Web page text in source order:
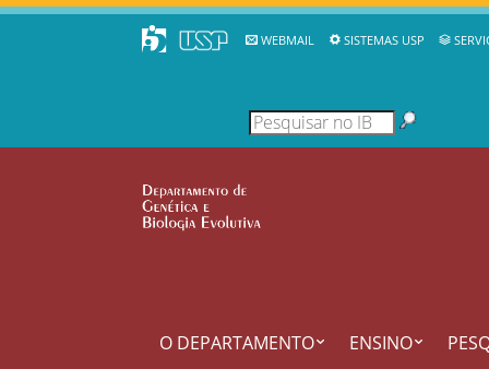
WEBMAIL SISTEMAS USP
O DEPARTAMENTO ENSINO